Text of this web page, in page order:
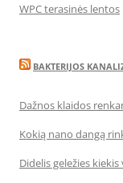
WPC terasinės lentos
BAKTERIJOS
Dažnos klaidos
Kokią nano dangą
Didelis geležies